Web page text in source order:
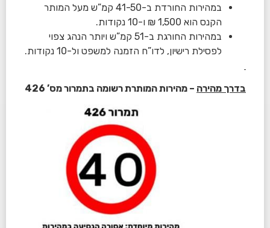
במהירות החורדת ב-41-50 קמ”ש מעל המותר
הקנס הוא 1,500 ₪ ו-10 נקודות.
במהירות החורגת ב-51 קמ”ש ויותר הנהג צפוי
לפסילת רישיון, לדו”ח הזמנה למשפט ול-10 נקודות.
בדרך מהירה – מהירות המותרת רשומה בתמרור מס’ 426